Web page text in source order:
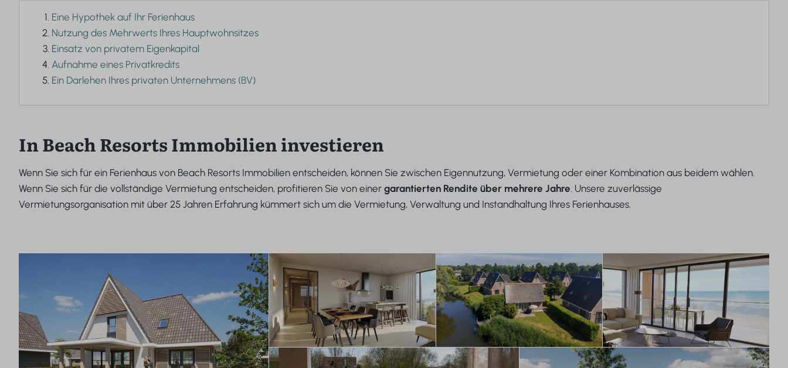
Eine Hypothek auf Ihr Ferienhaus
Nutzung des Mehrwerts Ihres Hauptwohnsitzes
Einsatz von privatem Eigenkapital
Aufnahme eines Privatkredits
Ein Darlehen Ihres privaten Unternehmens (BV)
In Beach Resorts Immobilien investieren
Wenn Sie sich für ein Ferienhaus von Beach Resorts Immobilien entscheiden, können Sie zwischen Eigennutzung, Vermietung oder einer Kombination aus beidem wählen.
Wenn Sie sich für die vollständige Vermietung entscheiden, profitieren Sie von einergarantierten Rendite über mehrere Jahre. Unsere zuverlässige
Vermietungsorganisation mit über 25 Jahren Erfahrung kümmert sich um die Vermietung, Verwaltung und Instandhaltung Ihres Ferienhauses.